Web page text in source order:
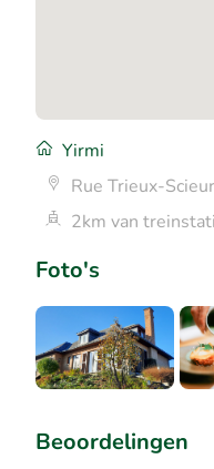
Foto's
Beoordelingen
Yirmi
Rue Trieux-
2km van